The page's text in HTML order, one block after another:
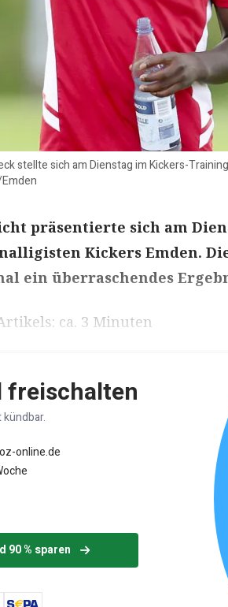
stellte sich am Dienstag im Kickers-
präsentierte sich am
Kickers Emden.
ein überraschendes
ca. 3 Minuten
online.de
90 % sparen